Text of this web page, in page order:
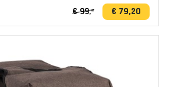
€ 79,20
€ 99,-